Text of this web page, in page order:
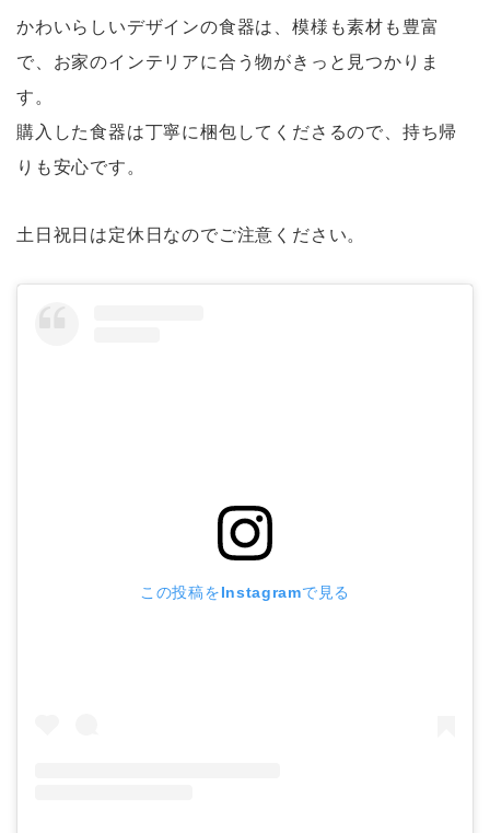
かわいらしいデザインの食器は、模様も素材も豊富
で、お家のインテリアに合う物がきっと見つかりま
す。
購入した食器は丁寧に梱包してくださるので、持ち帰
りも安心です。
土日祝日は定休日なのでご注意ください。
この投稿をInstagramで見る